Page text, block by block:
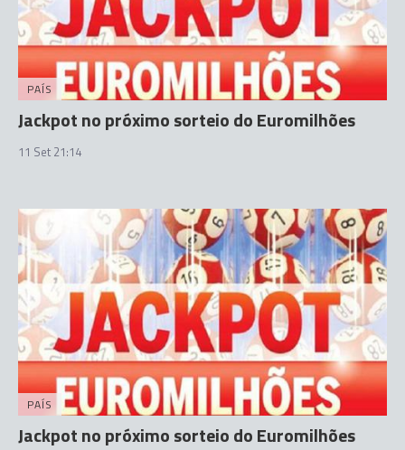
PAÍS
Jackpot no próximo sorteio do Euromilhões
11 Set 21:14
PAÍS
Jackpot no próximo sorteio do Euromilhões